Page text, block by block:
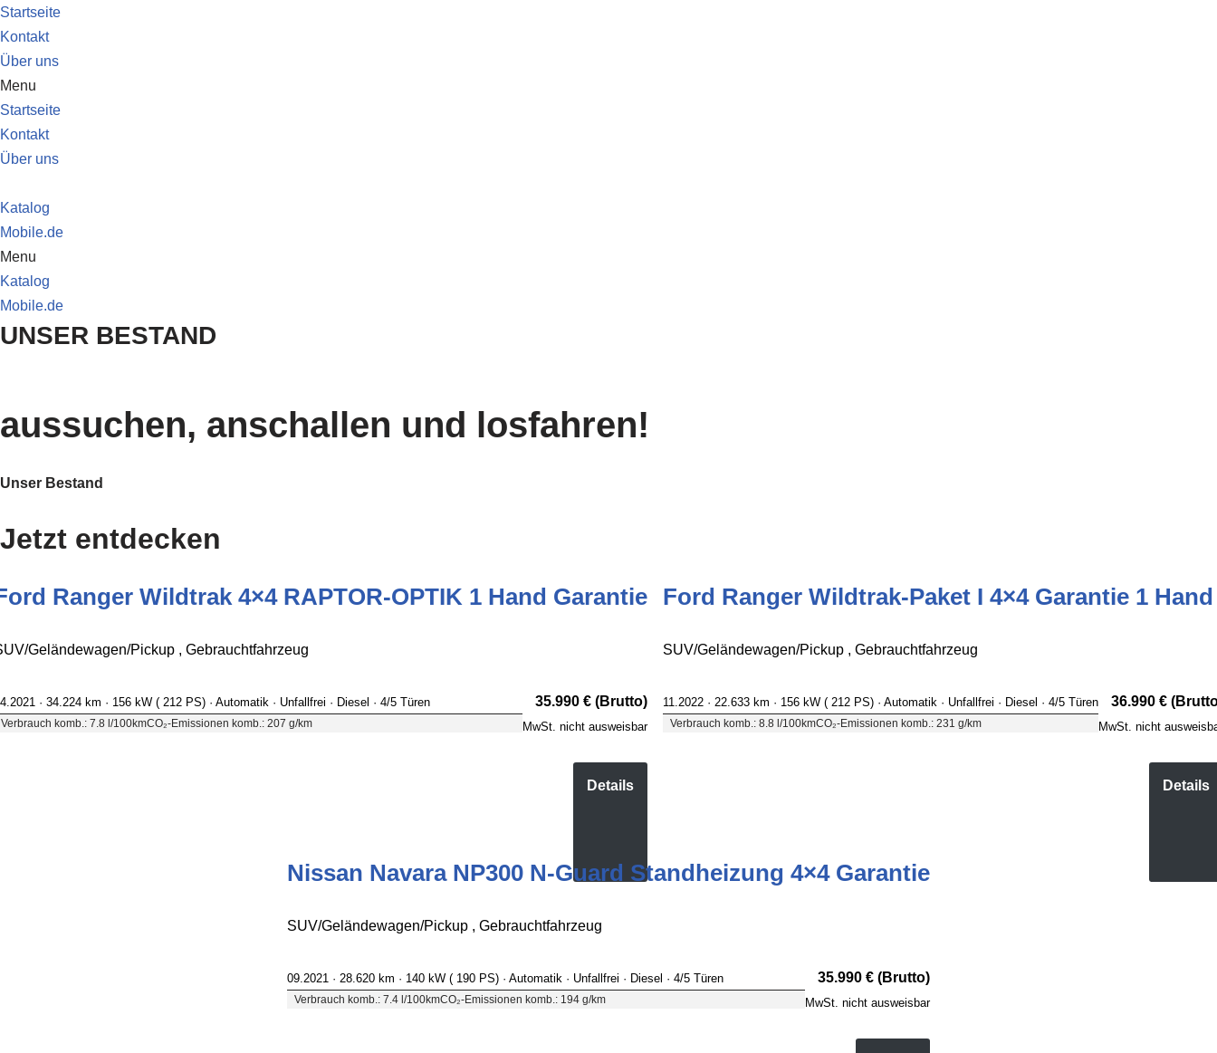
Startseite
Kontakt
Über uns
Menu
Startseite
Kontakt
Über uns
Katalog
Mobile.de
Menu
Katalog
Mobile.de
UNSER BESTAND
aussuchen, anschallen und losfahren!
Unser Bestand
Jetzt entdecken
Ranger Wildtrak 4×4 RAPTOR-OPTIK 1 Hand Garantie
Geländewagen/Pickup , Gebrauchtfahrzeug
·34.224 km · 156 kW ( 212 PS) · Automatik · Unfallfrei · Diesel · 4/5 Türen
Verbrauch komb.: 7.8 l/100kmCO₂-Emissionen komb.: 207 g/km
35.990 € (Brutto)
MwSt. nicht ausweisbar
Details
Ford Ranger Wildtrak-Paket I 4×4 Garantie 1 Hand
SUV/Geländewagen/Pickup , Gebrauchtfahrzeug
11.2022 · 22.633 km · 156 kW ( 212 PS) · Automatik · Unfallfrei · Diesel · 4/5 Türen
Verbrauch komb.: 8.8 l/100kmCO₂-Emissionen komb.: 231 g/km
36.990 €
MwSt. nicht
Details
Nissan Navara NP300 N-Guard Standheizung 4×4 Garantie
SUV/Geländewagen/Pickup , Gebrauchtfahrzeug
09.2021 · 28.620 km · 140 kW ( 190 PS) · Automatik · Unfallfrei · Diesel · 4/5 Türen
Verbrauch komb.: 7.4 l/100kmCO₂-Emissionen komb.: 194 g/km
35.990 € (Brutto)
MwSt. nicht ausweisbar